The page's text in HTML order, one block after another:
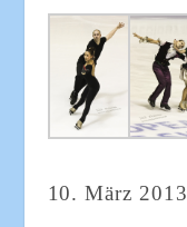
10. März 2013